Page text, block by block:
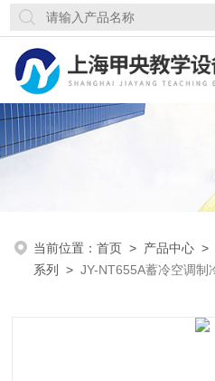
当前位置：首页 > 产品中心
系列
>JY-NT655A蓄冷空调制